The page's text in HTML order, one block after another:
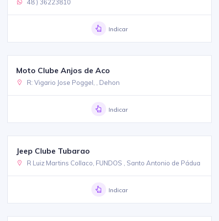
48 ) 36223810
Indicar
Moto Clube Anjos de Aco
R: Vigario Jose Poggel, , Dehon
Indicar
Jeep Clube Tubarao
R Luiz Martins Collaco, FUNDOS , Santo Antonio de Pádua
Indicar